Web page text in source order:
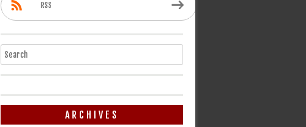
RSS
Search
ARCHIVES